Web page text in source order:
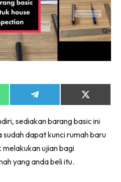
Selebriti
Share
on
Share
on
(Twitter)
sediakan barang basic ini
dapat kunci rumah baru
ujian bagi
yang anda beli itu.